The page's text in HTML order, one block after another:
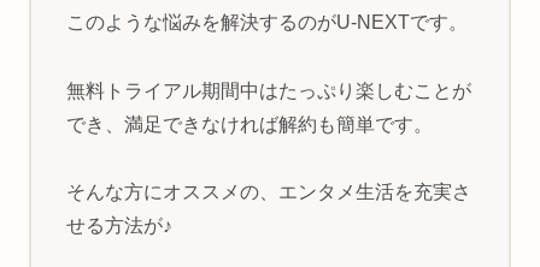
このような悩みを解決するのがU-NEXTです。
無料トライアル期間中はたっぷり楽しむことが
でき、満足できなければ解約も簡単です。
そんな方にオススメの、エンタメ生活を充実さ
せる方法が♪